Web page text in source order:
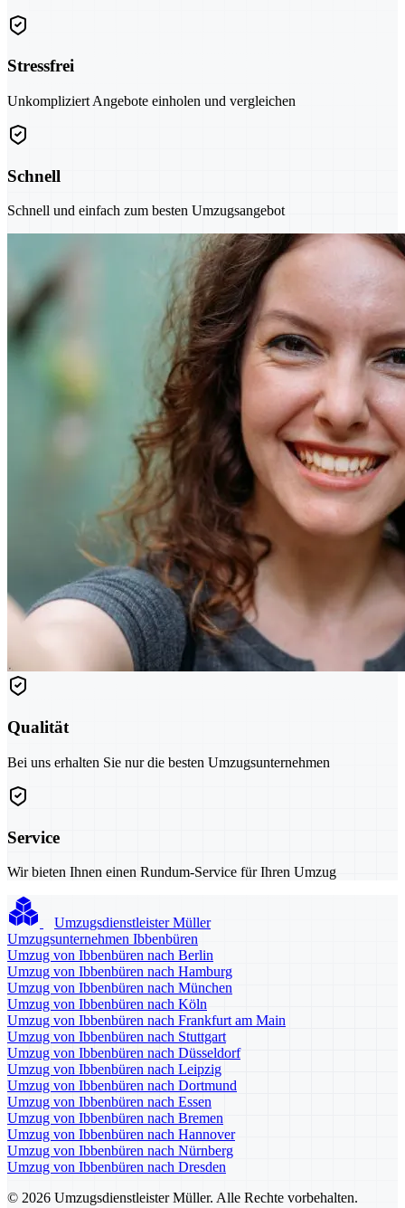
Stressfrei
Unkompliziert Angebote einholen und vergleichen
Schnell
Schnell und einfach zum besten Umzugsangebot
Qualität
Bei uns erhalten Sie nur die besten Umzugsunternehmen
Service
Wir bieten Ihnen einen Rundum-Service für Ihren Umzug
Umzugsdienstleister Müller
Umzugsunternehmen Ibbenbüren
Umzug von Ibbenbüren nach Berlin
Umzug von Ibbenbüren nach Hamburg
Umzug von Ibbenbüren nach München
Umzug von Ibbenbüren nach Köln
Umzug von Ibbenbüren nach Frankfurt am Main
Umzug von Ibbenbüren nach Stuttgart
Umzug von Ibbenbüren nach Düsseldorf
Umzug von Ibbenbüren nach Leipzig
Umzug von Ibbenbüren nach Dortmund
Umzug von Ibbenbüren nach Essen
Umzug von Ibbenbüren nach Bremen
Umzug von Ibbenbüren nach Hannover
Umzug von Ibbenbüren nach Nürnberg
Umzug von Ibbenbüren nach Dresden
© 2026 Umzugsdienstleister Müller. Alle Rechte vorbehalten.